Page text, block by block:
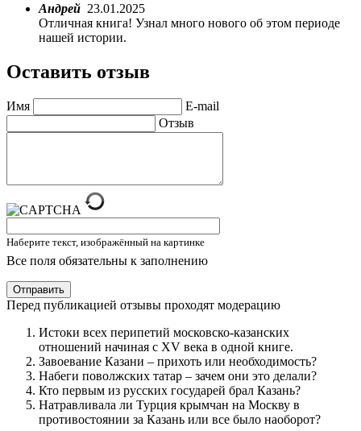
Андрей 23.01.2025
Отличная книга! Узнал много нового об этом периоде
нашей истории.
Оставить отзыв
Имя
E-mail
Отзыв
Наберите текст, изображённый на картинке
Все поля обязательны к заполнению
Отправить
Перед публикацией отзывы проходят модерацию
Истоки всех перипетий московско-казанских
отношений начиная с XV века в одной книге.
Завоевание Казани – прихоть или необходимость?
Набеги поволжских татар – зачем они это делали?
Кто первым из русских государей брал Казань?
Натравливала ли Турция крымчан на Москву в
противостоянии за Казань или все было наоборот?